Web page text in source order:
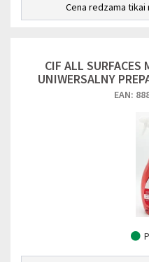
Cena redzama
CIF ALL SURFACES
UNIWERSALNY
EAN: